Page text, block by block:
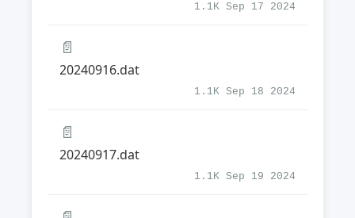
1.1K Sep 17 2024
📄
20240916.dat
1.1K Sep 18 2024
📄
20240917.dat
1.1K Sep 19 2024